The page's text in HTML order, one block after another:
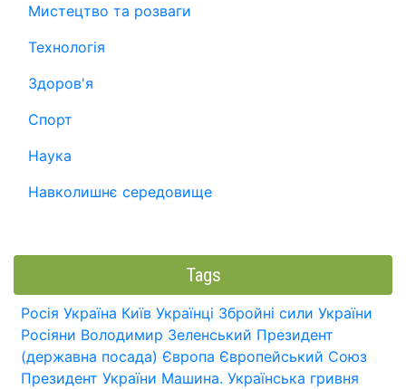
Мистецтво та розваги
Технологія
Здоров'я
Спорт
Наука
Навколишнє середовище
Tags
Росія Україна Київ Українці Збройні сили України
Росіяни Володимир Зеленський Президент
(державна посада) Європа Європейський Союз
Президент України Машина. Українська гривня